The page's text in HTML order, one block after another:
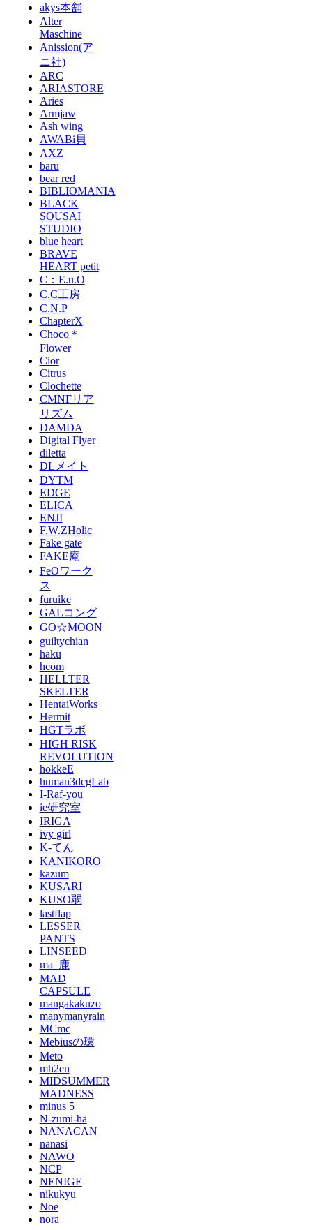
akys本舗
Alter
Maschine
Anission(ア
ニ社)
ARC
ARIASTORE
Aries
Armjaw
Ash wing
AWABi貝
AXZ
baru
bear red
BIBLIOMANIA
BLACK
SOUSAI
STUDIO
blue heart
BRAVE
HEART petit
C：E.u.O
C.C工房
C.N.P
ChapterX
Choco＊
Flower
Cior
Citrus
Clochette
CMNFリア
リズム
DAMDA
Digital Flyer
diletta
DLメイト
DYTM
EDGE
ELICA
ENJI
F.W.ZHolic
Fake gate
FAKE庵
FeOワーク
ス
furuike
GALコング
GO☆MOON
guiltychian
haku
hcom
HELLTER
SKELTER
HentaiWorks
Hermit
HGTラボ
HIGH RISK
REVOLUTION
hokkeE
human3dcgLab
I-Raf-you
ie研究室
IRIGA
ivy girl
K-てん
KANIKORO
kazum
KUSARI
KUSO弱
lastflap
LESSER
PANTS
LINSEED
ma_鹿
MAD
CAPSULE
mangakakuzo
manymanyrain
MCmc
Mebiusの環
Meto
mh2en
MIDSUMMER
MADNESS
minus 5
N-zumi-ha
NANACAN
nanasi
NAWO
NCP
NENIGE
nikukyu
Noe
nora